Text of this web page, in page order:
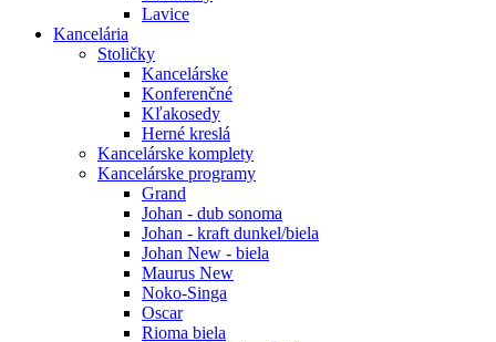
Lavice
Kancelária
Stoličky
Kancelárske
Konferenčné
Kľakosedy
Herné kreslá
Kancelárske komplety
Kancelárske programy
Grand
Johan - dub sonoma
Johan - kraft dunkel/biela
Johan New - biela
Maurus New
Noko-Singa
Oscar
Rioma biela